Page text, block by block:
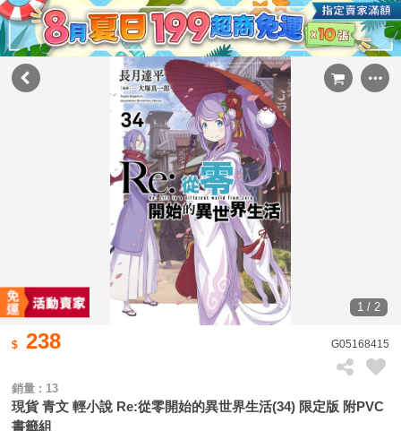
1 / 2
238 G05168415
銷量 : 13
現貨 青文 輕小說 Re:從零開始的異世界生活(34) 限定版 附PVC
書籤組